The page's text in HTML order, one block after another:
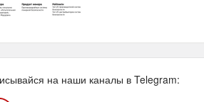
на наши каналы в Telegram: